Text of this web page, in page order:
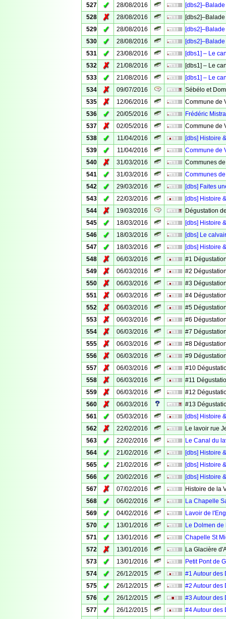
527
✓ 28/08/2016
528
✗ 28/08/2016
529
✓ 28/08/2016
530
✓ 28/08/2016
531
✓ 23/08/2016
[dbs1] – Le
532
✗ 21/08/2016
[dbs1] – Le
533
✓ 21/08/2016
[dbs1] – Le
534
✗ 09/07/2016
Sébélo et
535
✗ 12/06/2016
Commune de
536
✓ 20/05/2016
Frédéric
537
✗ 02/05/2016
Commune de
538
✓ 11/04/2016
[dbs] Histoire
539
✓ 11/04/2016
Commune de
540
✗ 31/03/2016
Communes
541
✓ 31/03/2016
Communes
542
✓ 29/03/2016
[dbs] Faites
543
✓ 22/03/2016
[dbs] Histoire
544
✗ 19/03/2016
Dégustation
545
✓ 18/03/2016
[dbs] Histoire
546
✓ 18/03/2016
[dbs] Le
547
✓ 18/03/2016
[dbs] Histoire
548
✗ 06/03/2016
#1
549
✗ 06/03/2016
#2
550
✗ 06/03/2016
#3
551
✗ 06/03/2016
#4
552
✗ 06/03/2016
#5
553
✗ 06/03/2016
#6
554
✗ 06/03/2016
#7
555
✗ 06/03/2016
#8
556
✗ 06/03/2016
#9
557
✗ 06/03/2016
#10
558
✗ 06/03/2016
#11
559
✗ 06/03/2016
#12
560
✗ 06/03/2016
#13
561
✓ 05/03/2016
[dbs] Histoire
562
✗ 22/02/2016
Le lavoir rue
563
✓ 22/02/2016
Le Canal du
564
✓ 21/02/2016
[dbs] Histoire
565
✓ 21/02/2016
[dbs] Histoire
566
✓ 20/02/2016
[dbs] Histoire
567
✗ 07/02/2016
Histoire de la
568
✓ 06/02/2016
La Chapelle
569
✓ 04/02/2016
Lavoir de
570
✓ 13/01/2016
Le Dolmen de
571
✓ 13/01/2016
Chapelle St
572
✗ 13/01/2016
La Glacière
573
✓ 13/01/2016
Petit Pont de
574
✓ 26/12/2015
#1 Autour des
575
✓ 26/12/2015
#2 Autour des
576
✓ 26/12/2015
#3 Autour des
577
✓ 26/12/2015
#4 Autour des